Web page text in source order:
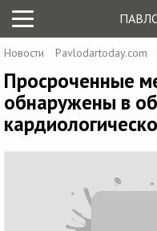
Новости Pavlodartoday.com
Просроченные
обнаружены в